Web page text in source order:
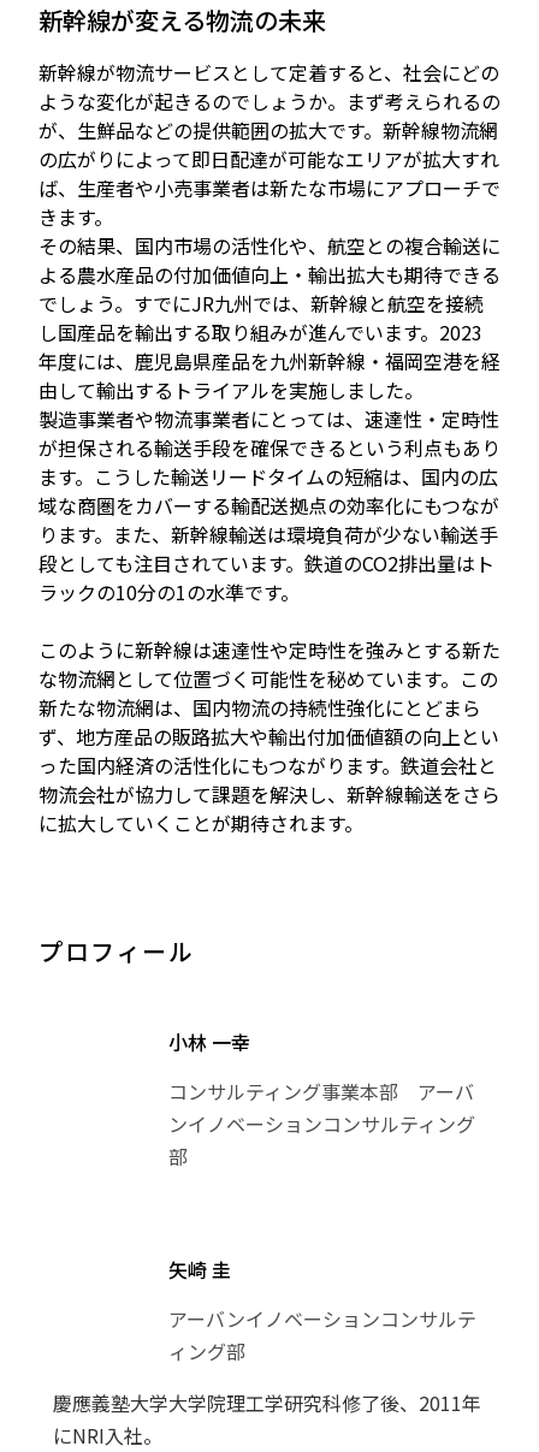
新幹線が変える物流の未来
新幹線が物流サービスとして定着すると、社会にどの
ような変化が起きるのでしょうか。まず考えられるの
が、生鮮品などの提供範囲の拡大です。新幹線物流網
の広がりによって即日配達が可能なエリアが拡大すれ
ば、生産者や小売事業者は新たな市場にアプローチで
きます。
その結果、国内市場の活性化や、航空との複合輸送に
よる農水産品の付加価値向上・輸出拡大も期待できる
でしょう。すでにJR九州では、新幹線と航空を接続
し国産品を輸出する取り組みが進んでいます。2023
年度には、鹿児島県産品を九州新幹線・福岡空港を経
由して輸出するトライアルを実施しました。
製造事業者や物流事業者にとっては、速達性・定時性
が担保される輸送手段を確保できるという利点もあり
ます。こうした輸送リードタイムの短縮は、国内の広
域な商圏をカバーする輸配送拠点の効率化にもつなが
ります。また、新幹線輸送は環境負荷が少ない輸送手
段としても注目されています。鉄道のCO2排出量はト
ラックの10分の1の水準です。
このように新幹線は速達性や定時性を強みとする新た
な物流網として位置づく可能性を秘めています。この
新たな物流網は、国内物流の持続性強化にとどまら
ず、地方産品の販路拡大や輸出付加価値額の向上とい
った国内経済の活性化にもつながります。鉄道会社と
物流会社が協力して課題を解決し、新幹線輸送をさら
に拡大していくことが期待されます。
プロフィール
小林 一幸
コンサルティング事業本部 アーバ
ンイノベーションコンサルティング
部
矢崎 圭
アーバンイノベーションコンサルテ
ィング部
慶應義塾大学大学院理工学研究科修了後、2011年
にNRI入社。